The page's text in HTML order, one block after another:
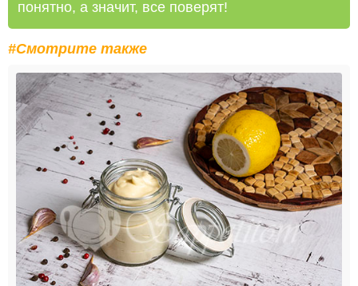
понятно, а значит, все поверят!
#Смотрите также